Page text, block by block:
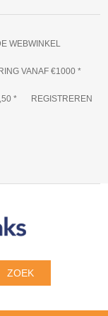
WEBWINKEL
VANAF €1000 *
* REGISTREREN
ZOEK